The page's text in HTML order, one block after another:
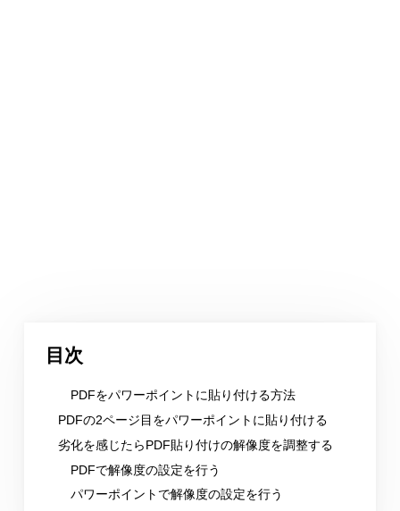
目次
PDFをパワーポイントに貼り付ける方法
PDFの2ページ目をパワーポイントに貼り付ける
劣化を感じたらPDF貼り付けの解像度を調整する
PDFで解像度の設定を行う
パワーポイントで解像度の設定を行う